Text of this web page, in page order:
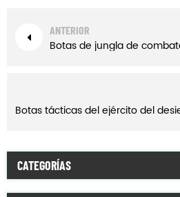
ANTERIOR
CATEGORÍAS